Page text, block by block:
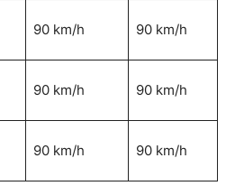
90 km/h 90 km/h
90 km/h 90 km/h
90 km/h 90 km/h